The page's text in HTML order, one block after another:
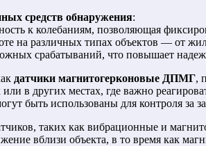
средств обнаружения:
к колебаниям, позволяющая
на различных типах объектов — от
срабатываний, что повышает
датчики магнитогерконовые ДПМГ,
или в других местах, где важно
быть использованы для контроля за
таких как вибрационные и
вблизи объекта, в то время как